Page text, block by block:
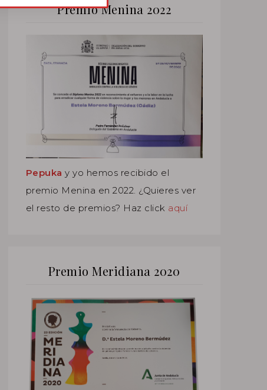
Premio Menina 2022
Pepuka y yo hemos recibido el
premio Menina en 2022. ¿Quieres ver
el resto de premios? Haz click aquí
Premio Meridiana 2020